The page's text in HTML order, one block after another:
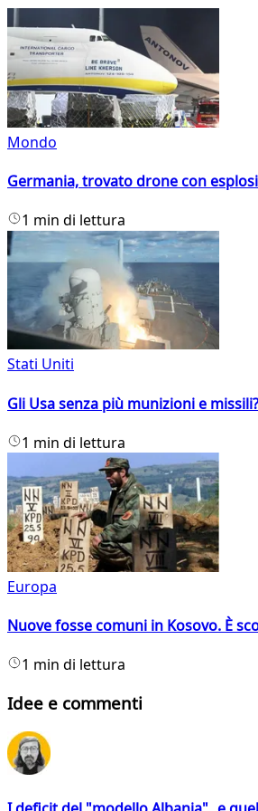
Mondo
Germania, trovato drone con
1 min di lettura
Stati Uniti
Gli Usa senza più munizioni e
1 min di lettura
Europa
Nuove fosse comuni in Kosovo. È
1 min di lettura
Idee e commenti